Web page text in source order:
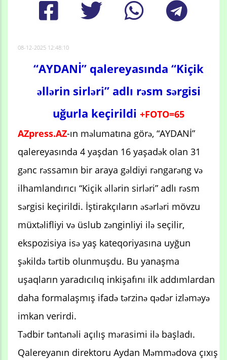
08-12-2025 12:48:10
“AYDANİ” qalereyasında “Kiçik
əllərin sirləri” adlı rəsm sərgisi
uğurla keçirildi +FOTO=65
AZpress.AZ-ın məlumatına görə, “AYDANİ”
qalereyasında 4 yaşdan 16 yaşadək olan 31
gənc rəssamın bir araya gəldiyi rəngarəng və
ilhamlandırıcı “Kiçik əllərin sirləri” adlı rəsm
sərgisi keçirildi. İştirakçıların əsərləri mövzu
müxtəlifliyi və üslub zənginliyi ilə seçilir,
ekspozisiya isə yaş kateqoriyasına uyğun
şəkildə tərtib olunmuşdu. Bu yanaşma
uşaqların yaradıcılıq inkişafını ilk addımlardan
daha formalaşmış ifadə tərzinə qədər izləməyə
imkan verirdi.
Tədbir təntənəli açılış mərasimi ilə başladı.
Qalereyanın direktoru Aydan Məmmədova çıxış